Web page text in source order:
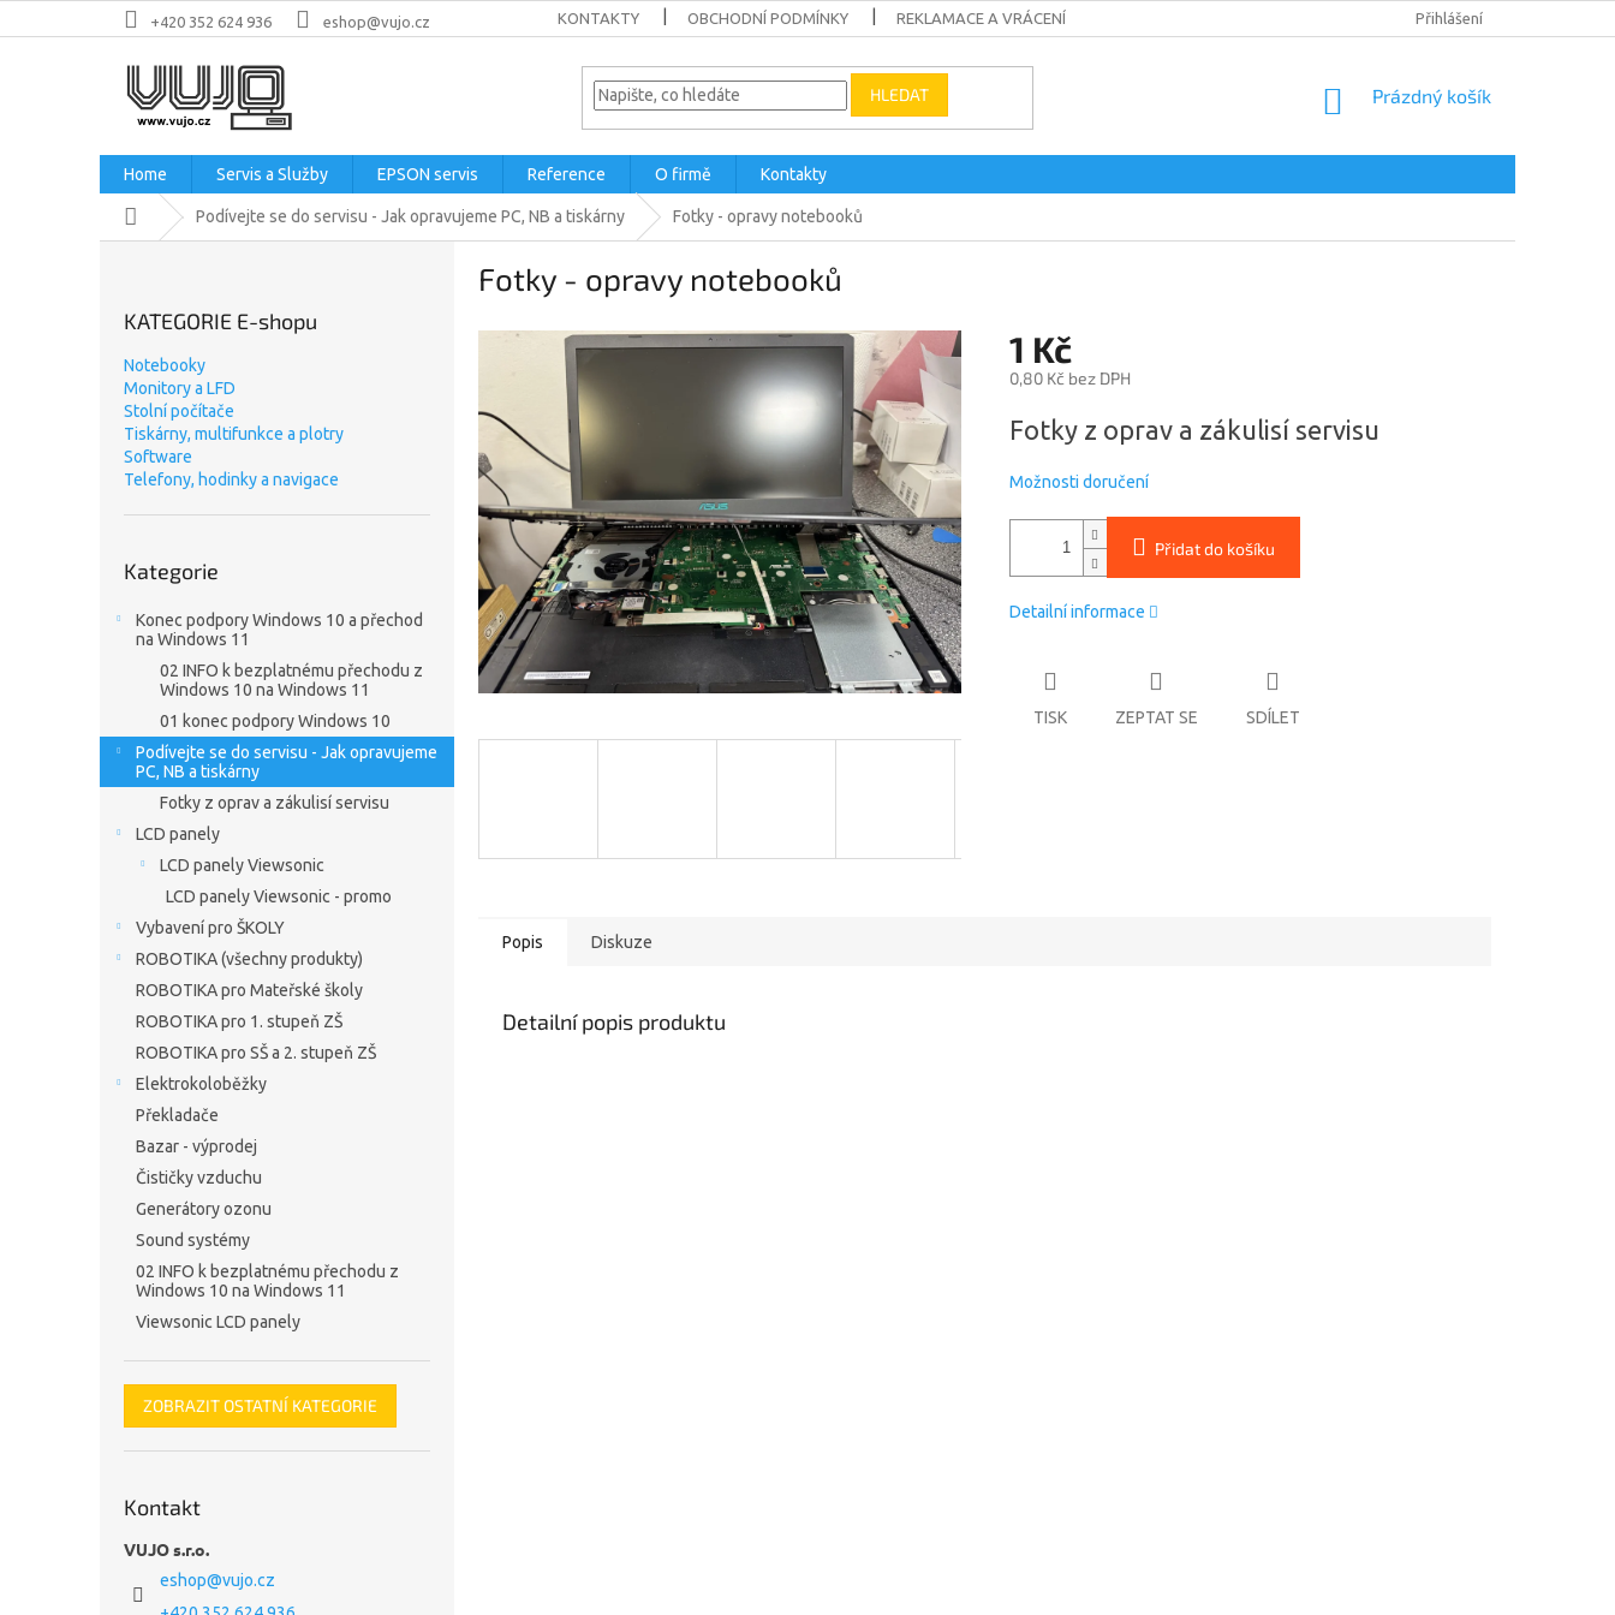
na
+420 352 624 936 eshop@vujo.cz KONTAKTY OBCHODNÍ PODMÍNKY REKLAMACE A VRÁCENÍ PODMÍNKY OCHRANY OSOBNÍCH ÚDAJŮ
Přihlášení
HLEDAT
NÁKUPNÍ
Prázdný košík
Home Servis a Služby EPSON servis Reference O firmě Kontakty
Domů Podívejte se do servisu - Jak opravujeme PC, NB a tiskárny Fotky - opravy notebooků
KATEGORIE E-shopu
Notebooky
Monitory a LFD
Stolní počítače
Tiskárny, multifunkce a plotry
Software
Telefony, hodinky a navigace
kategorie
Kategorie
Konec podpory Windows 10 a přechod
na Windows 11
02 INFO k bezplatnému přechodu z
Windows 10 na Windows 11
01 konec podpory Windows 10
Podívejte se do servisu - Jak opravujeme
PC, NB a tiskárny
Fotky z oprav a zákulisí servisu
LCD panely
LCD panely Viewsonic
LCD panely Viewsonic - promo
Vybavení pro ŠKOLY
ROBOTIKA (všechny produkty)
ROBOTIKA pro Mateřské školy
ROBOTIKA pro 1. stupeň ZŠ
ROBOTIKA pro SŠ a 2. stupeň ZŠ
Elektrokoloběžky
Překladače
Bazar - výprodej
Čističky vzduchu
Generátory ozonu
Sound systémy
02 INFO k bezplatnému přechodu z
Windows 10 na Windows 11
Viewsonic LCD panely
ZOBRAZIT OSTATNÍ KATEGORIE
Kontakt
VUJO s.r.o.
eshop@vujo.cz
Fotky - opravy notebooků
1 Kč
0,80 Kč bez DPH
cena:
Fotky z oprav a zákulisí servisu
Možnosti doručení
Přidat do košíku
Detailní informace
TISK ZEPTAT SE SDÍLET
Popis Diskuze
Detailní popis produktu